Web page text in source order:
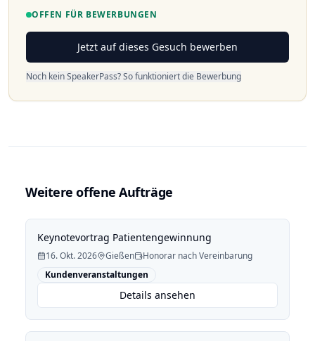
OFFEN FÜR BEWERBUNGEN
Jetzt auf dieses Gesuch bewerben
Noch kein SpeakerPass? So funktioniert die Bewerbung
Weitere offene Aufträge
Keynotevortrag Patientengewinnung
16. Okt. 2026 Gießen
Honorar nach Vereinbarung
Kundenveranstaltungen
Details ansehen